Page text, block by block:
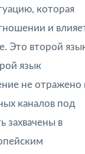
которая
и
Это второй
язык
не отражено
каналов под
захвачены в